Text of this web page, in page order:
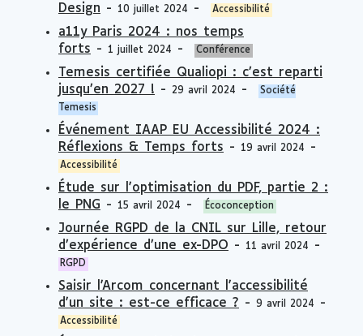
Design - 10 juillet 2024 - Accessibilité
a11y Paris 2024 : nos temps
forts - 1 juillet 2024 - Conférence
Temesis certifiée Qualiopi : c’est reparti
jusqu’en 2027 ! - 29 avril 2024 -
Société
Temesis
Événement IAAP EU Accessibilité 2024 :
Réflexions & Temps forts - 19 avril 2024 -
Accessibilité
Étude sur l'optimisation du PDF, partie 2 :
le PNG - 15 avril 2024 - Écoconception
Journée RGPD de la CNIL sur Lille, retour
d’expérience d’une ex-DPO - 11 avril 2024 -
RGPD
Saisir l'Arcom concernant l'accessibilité
d'un site : est-ce efficace ? - 9 avril 2024 -
Accessibilité